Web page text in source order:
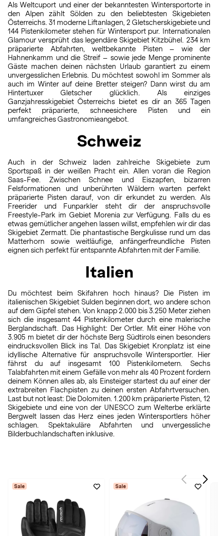
Als Weltcuport und einer der bekanntesten Wintersportorte in
den Alpen zählt Sölden zu den beliebtesten Skigebieten
Österreichs. 31 moderne Liftanlagen, 2 Gletscherskigebiete und
144 Pistenkilometer stehen für Wintersport pur. Internationalen
Glamour versprüht das legendäre Skigebiet Kitzbühel. 234 km
präparierte Abfahrten, weltbekannte Pisten – wie der
Hahnenkamm und die Streif – sowie jede Menge prominente
Gäste machen deinen nächsten Urlaub garantiert zu einem
unvergesslichen Erlebnis. Du möchtest sowohl im Sommer als
auch im Winter auf deine Bretter steigen? Dann wirst du am
Hintertuxer Gletscher glücklich. Als einziges
Ganzjahresskigebiet Österreichs bietet es dir an 365 Tagen
perfekt präparierte, schneesichere Pisten und ein
umfangreiches Gastronomieangebot.
Schweiz
Auch in der Schweiz laden zahlreiche Skigebiete zum
Sportspaß in der weißen Pracht ein. Allen voran die Region
Saas-Fee. Zwischen Schnee und Eiszapfen, bizarren
Felsformationen und unberührten Wäldern warten perfekt
präparierte Pisten darauf, von dir erkundet zu werden. Als
Freerider und Funparkler steht dir der anspruchsvolle
Freestyle-Park im Gebiet Morenia zur Verfügung. Falls du es
etwas gemütlicher angehen lassen willst, empfehlen wir dir das
Skigebiet Zermatt. Die phantastische Bergkulisse rund um das
Matterhorn sowie weitläufige, anfängerfreundliche Pisten
eignen sich perfekt für entspannte Abfahrten mit der Familie.
Italien
Du möchtest beim Skifahren hoch hinaus? Die Pisten im
italienischen Skigebiet Sulden beginnen dort, wo andere schon
auf dem Gipfel stehen. Von knapp 2.000 bis 3.250 Meter ziehen
sich die insgesamt 44 Pistenkilometer durch eine malerische
Berglandschaft. Das Highlight: Der Ortler. Mit einer Höhe von
3.905 m bietet dir der höchste Berg Südtirols einen besonders
eindrucksvollen Blick ins Tal. Das Skigebiet Kronplatz ist eine
idyllische Alternative für anspruchsvolle Wintersportler. Hier
fährst du auf insgesamt 100 Pistenkilometern. Sechs
Talabfahrten mit einem Gefälle von mehr als 40 Prozent fordern
deinem Können alles ab, als Einsteiger startest du auf einer der
extrabreiten Flachpisten zu deinen ersten Abfahrtversuchen.
Last but not least: Die Dolomiten. 1.200 km präparierte Pisten, 12
Skigebiete und eine von der UNESCO zum Welterbe erklärte
Bergwelt lassen das Herz eines jeden Wintersportlers höher
schlagen. Spektakuläre Abfahrten und unvergessliche
Bilderbuchlandschaften inklusive.
Sale Sale